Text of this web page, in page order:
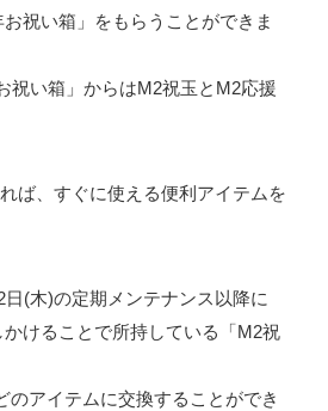
ライン
祝い箱」をもらうことができま
祝い箱」からはM2祝玉とM2応援
ば、すぐに使える便利アイテムを
日(木)の定期メンテナンス以降に
かけることで所持している「M2祝
のアイテムに交換することができ